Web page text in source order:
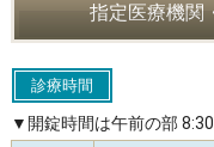
指定医療機関
診療時間
▼開錠時間は午前の部